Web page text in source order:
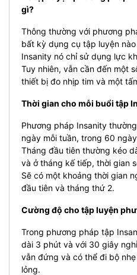
gì?
Thông thường với phương
bất kỳ dụng cụ tập luyện
Insanity nó chỉ sử dụng lực
Tuy nhiên, vẫn cần đến một
thiết bị đo nhịp tim và một
Thời gian cho mỗi buổi tập
Phương pháp Insanity
ngày mỗi tuần, trong 60
Tháng đầu tiên thường kéo
và ở tháng kế tiếp, thời gian
Sẽ có một khoảng thời gian
đầu tiên và tháng thứ 2.
Cường độ cho tập luyện
Trong phương pháp tập
dài 3 phút và với 30 giây
vẫn đứng và có thể đi bộ
lỏng.